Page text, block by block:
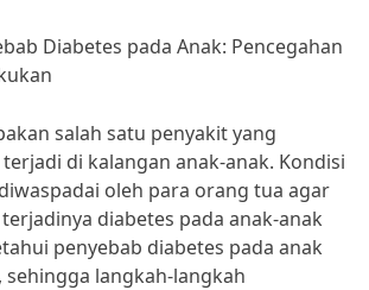
Diabetes pada Anak: Pencegahan
salah satu penyakit yang
di kalangan anak-anak. Kondisi
oleh para orang tua agar
diabetes pada anak-anak
penyebab diabetes pada anak
langkah-langkah